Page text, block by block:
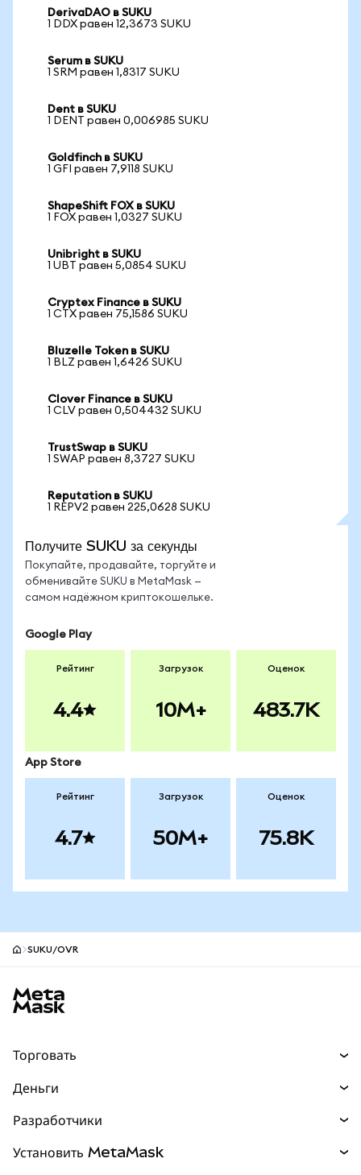
DerivaDAO в SUKU
1 DDX равен 12,3673 SUKU
Serum в SUKU
1 SRM равен 1,8317 SUKU
Dent в SUKU
1 DENT равен 0,006985 SUKU
Goldfinch в SUKU
1 GFI равен 7,9118 SUKU
ShapeShift FOX в SUKU
1 FOX равен 1,0327 SUKU
Unibright в SUKU
1 UBT равен 5,0854 SUKU
Cryptex Finance в SUKU
1 CTX равен 75,1586 SUKU
Bluzelle Token в SUKU
1 BLZ равен 1,6426 SUKU
Clover Finance в SUKU
1 CLV равен 0,504432 SUKU
TrustSwap в SUKU
1 SWAP равен 8,3727 SUKU
Reputation в SUKU
1 REPV2 равен 225,0628 SUKU
Получите SUKU за секунды
Покупайте, продавайте, торгуйте и
обменивайте SUKU в MetaMask —
самом надёжном криптокошельке.
Google Play
Рейтинг
4.4
Загрузок
10M+
Оценок
483.7K
App Store
Рейтинг
4.7
Загрузок
50M+
Оценок
75.8K
SUKU/OVR
Торговать
Прогнозы
Перпы НОВИНКА
Деньги
mUSD
Разработчики
Установить MetaMask